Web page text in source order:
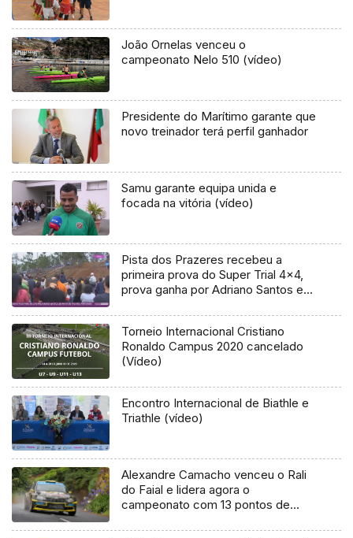
João Ornelas venceu o
campeonato Nelo 510 (vídeo)
Presidente do Marítimo garante que
novo treinador terá perfil ganhador
Samu garante equipa unida e
focada na vitória (vídeo)
Pista dos Prazeres recebeu a
primeira prova do Super Trial 4×4,
prova ganha por Adriano Santos e
Torneio Internacional Cristiano
Ronaldo Campus 2020 cancelado
(Vídeo)
Encontro Internacional de Biathle e
Triathle (vídeo)
Alexandre Camacho venceu o Rali
do Faial e lidera agora o
campeonato com 13 pontos de